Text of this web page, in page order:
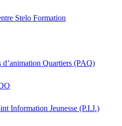
Stelo Formation
d’animation Quartiers (PAQ)
Information Jeunesse (P.I.J.)